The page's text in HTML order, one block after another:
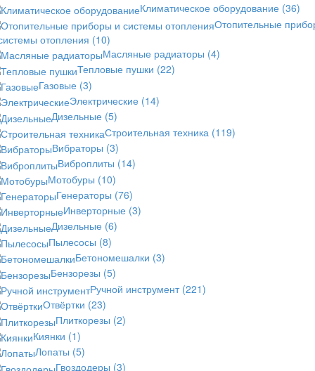
Климатическое оборудование (36)
Отопительные
отопления (10)
Масляные радиаторы (4)
Тепловые пушки (22)
Газовые (3)
Электрические (14)
Дизельные (5)
Строительная техника (119)
Вибраторы (3)
Виброплиты (14)
Мотобуры (10)
Генераторы (76)
Инверторные (3)
Дизельные (6)
Пылесосы (8)
Бетономешалки (3)
Бензорезы (5)
Ручной инструмент (221)
Отвёртки (23)
Плиткорезы (2)
Киянки (1)
Лопаты (5)
Гвоздодеры (3)